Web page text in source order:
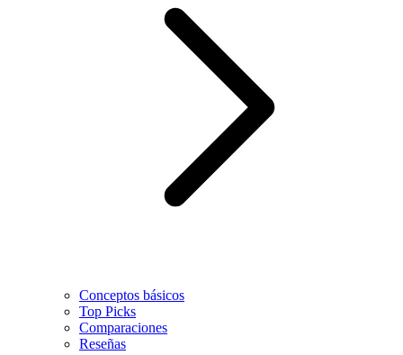
Conceptos básicos
Top Picks
Comparaciones
Reseñas